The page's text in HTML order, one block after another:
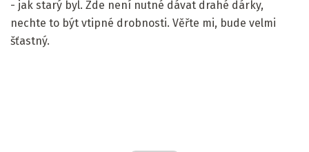
- jak starý byl. Zde není nutné dávat drahé dárky,
nechte to být vtipné drobnosti. Věřte mi, bude velmi
šťastný.